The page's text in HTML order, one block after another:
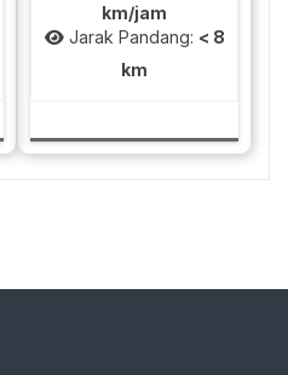
km/jam
Jarak Pandang: < 8
km